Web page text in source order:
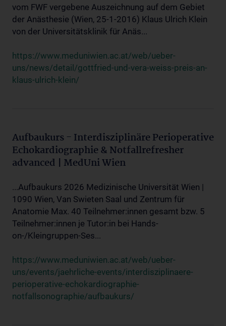
vom FWF vergebene Auszeichnung auf dem Gebiet
der Anästhesie (Wien, 25-1-2016) Klaus Ulrich Klein
von der Universitätsklinik für Anäs...
https://www.meduniwien.ac.at/web/ueber-
uns/news/detail/gottfried-und-vera-weiss-preis-an-
klaus-ulrich-klein/
Aufbaukurs - Interdisziplinäre Perioperative
Echokardiographie & Notfallrefresher
advanced | MedUni Wien
...Aufbaukurs 2026 Medizinische Universität Wien |
1090 Wien, Van Swieten Saal und Zentrum für
Anatomie Max. 40 Teilnehmer:innen gesamt bzw. 5
Teilnehmer:innen je Tutor:in bei Hands-
on-/Kleingruppen-Ses...
https://www.meduniwien.ac.at/web/ueber-
uns/events/jaehrliche-events/interdisziplinaere-
perioperative-echokardiographie-
notfallsonographie/aufbaukurs/